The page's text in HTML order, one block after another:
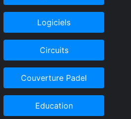
Logiciels
Circuits
Couverture Padel
Education